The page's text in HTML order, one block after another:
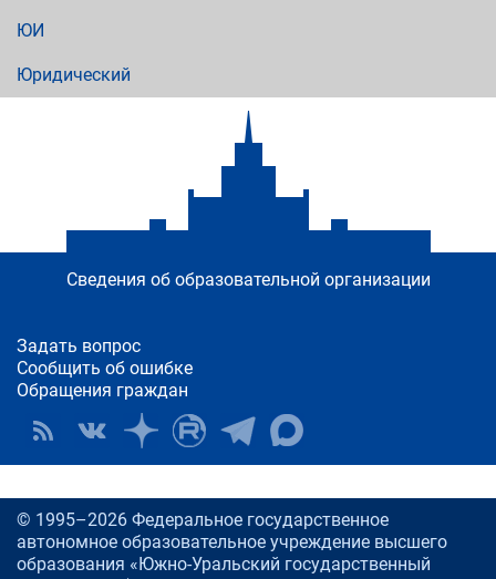
ЮИ
Юридический
Сведения об образовательной организации
Задать вопрос
Сообщить об ошибке
Обращения граждан
© 1995–2026 Федеральное государственное
автономное образовательное учреждение высшего
образования «Южно-Уральский государственный